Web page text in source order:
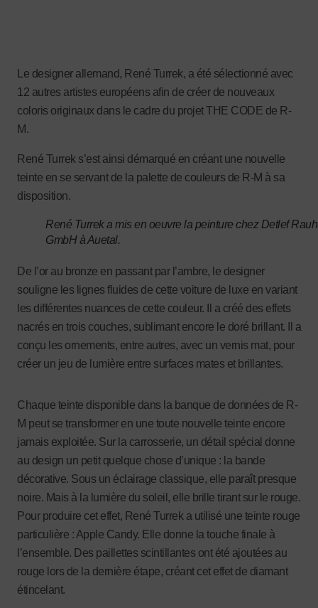
Le designer allemand, René Turrek, a été sélectionné avec
12 autres artistes européens afin de créer de nouveaux
coloris originaux dans le cadre du projet THE CODE de R-
M.
René Turrek s’est ainsi démarqué en créant une nouvelle
teinte en se servant de la palette de couleurs de R-M à sa
disposition.
René Turrek a mis en oeuvre la peinture chez Detlef
GmbH à Auetal.
De l’or au bronze en passant par l’ambre, le designer
souligne les lignes fluides de cette voiture de luxe en variant
les différentes nuances de cette couleur. Il a créé des effets
nacrés en trois couches, sublimant encore le doré brillant. Il a
conçu les ornements, entre autres, avec un vernis mat, pour
créer un jeu de lumière entre surfaces mates et brillantes.
Chaque teinte disponible dans la banque de données de R-
M peut se transformer en une toute nouvelle teinte encore
jamais exploitée. Sur la carrosserie, un détail spécial donne
au design un petit quelque chose d’unique : la bande
décorative. Sous un éclairage classique, elle paraît presque
noire. Mais à la lumière du soleil, elle brille tirant sur le rouge.
Pour produire cet effet, René Turrek a utilisé une teinte rouge
particulière : Apple Candy. Elle donne la touche finale à
l’ensemble. Des paillettes scintillantes ont été ajoutées au
rouge lors de la dernière étape, créant cet effet de diamant
étincelant.